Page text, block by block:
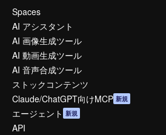
Spaces
AI アシスタント
AI 画像生成ツール
AI 動画生成ツール
AI 音声合成ツール
ストックコンテンツ
Claude/ChatGPT向けMCP 新規
エージェント 新規
API